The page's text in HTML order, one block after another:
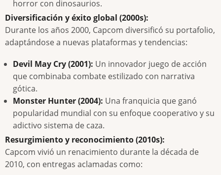
horror con dinosaurios.
Diversificación y éxito global (2000s):
Durante los años 2000, Capcom diversificó su portafolio,
adaptándose a nuevas plataformas y tendencias:
Devil May Cry (2001): Un innovador juego de acción
que combinaba combate estilizado con narrativa
gótica.
Monster Hunter (2004): Una franquicia que ganó
popularidad mundial con su enfoque cooperativo y su
adictivo sistema de caza.
Resurgimiento y reconocimiento (2010s):
Capcom vivió un renacimiento durante la década de
2010, con entregas aclamadas como: